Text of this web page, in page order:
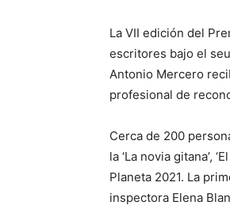
La VII edición del
escritores bajo el
Antonio Mercero
profesional de
Cerca de 200
la ‘La novia gitana’,
Planeta 2021. La
inspectora Elena